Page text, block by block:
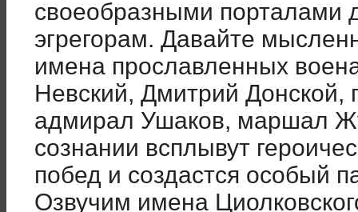
своеобразными порталами
эгрегорам. Давайте
имена прославленных
Невский, Дмитрий Донской,
адмирал Ушаков, маршал
сознании всплывут
побед и создастся особый
Озвучим имена